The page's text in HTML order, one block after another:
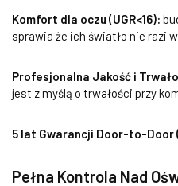
Komfort dla oczu (UGR<16):
sprawia że ich światło nie razi
Profesjonalna Jakość i
jest z myślą o trwałości przy
5 lat Gwarancji Door-to-Door
Pełna Kontrola Nad